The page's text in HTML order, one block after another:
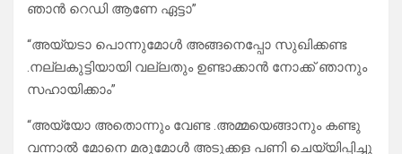
ഞാൻ റെഡി ആണേ ഏട്ടാ”
“അയ്യടാ പൊന്നുമോൾ അങ്ങനെപ്പോ സുഖിക്കണ്ട
.നല്ലകുട്ടിയായി വല്ലതും ഉണ്ടാക്കാൻ നോക്ക് ഞാനും
സഹായിക്കാം”
“അയ്യോ അതൊന്നും വേണ്ട .അമ്മയെങ്ങാനും കണ്ടു
വന്നാൽ മോനെ മരുമോൾ അടുക്കള പണി ചെയ്യിപ്പിച്ചു